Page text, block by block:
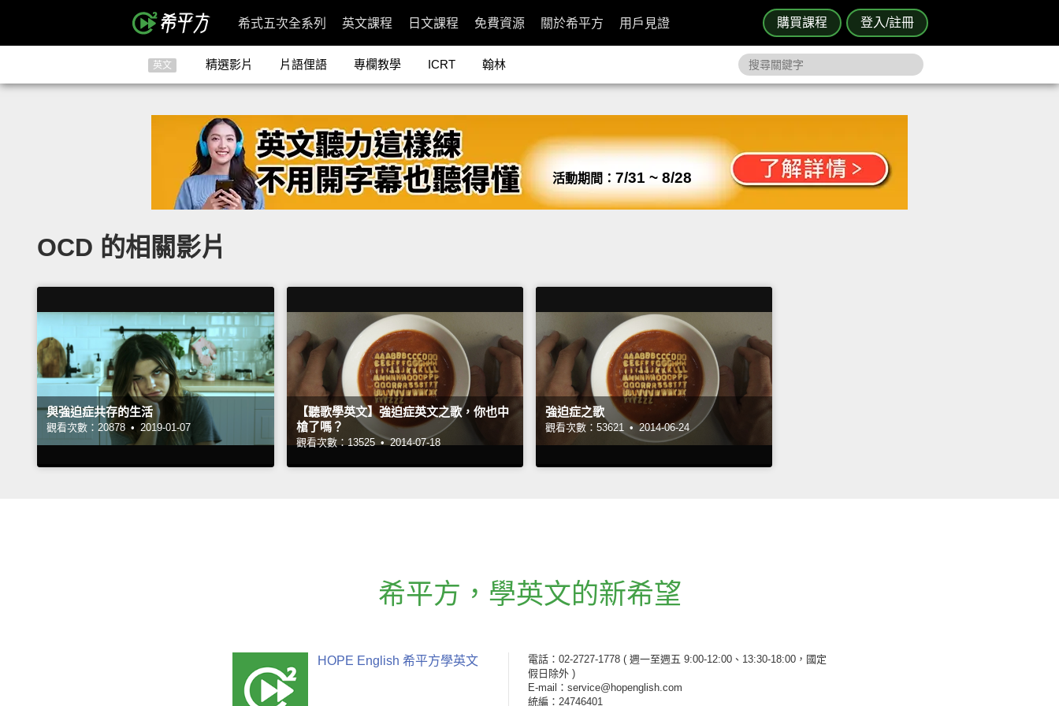
購買課程 登入/註冊
希式五次全系列 英文課程 日文課程 免費資源 關於希平方 用戶見證
英文 精選影片 片語俚語 專欄教學 ICRT 翰林
活動期間： 7/31 ~ 8/28
OCD 的相關影片
與強迫症共存的生活
觀看次數：20878 • 2019-01-07
【聽歌學英文】強迫症英文之歌，你也中
槍了嗎？
觀看次數：13525 • 2014-07-18
強迫症之歌
觀看次數：53621 • 2014-06-24
希平方 ， 學英文的新希望
HOPE English 希平方學英文 電話：02-2727-1778 ( 週一至週五 9:00-12:00、13:30-18:00，國定
假日除外 )
E-mail：service@hopenglish.com
統編：24746401